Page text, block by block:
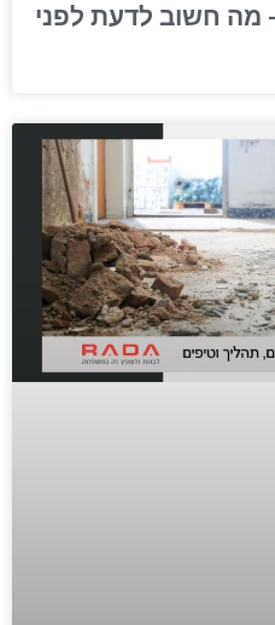
מה חשוב לדעת לפני